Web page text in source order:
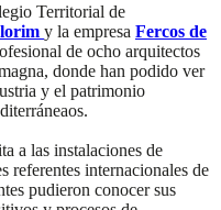
Territorial de
y la empresa Fercos de
de ocho arquitectos
donde han podido ver
y el patrimonio
a las instalaciones de
referentes internacionales de
pudieron conocer sus